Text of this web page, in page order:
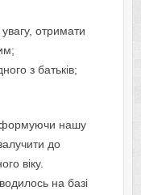
отримати
з батьків;
формуючи нашу
до
віку.
на базі